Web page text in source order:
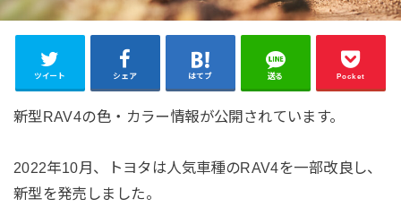
ツイート シェア はてブ 送る Pocket
新型RAV4の色・カラー情報が公開されています。
2022年10月、トヨタは人気車種のRAV4を一部改良し、
新型を発売しました。